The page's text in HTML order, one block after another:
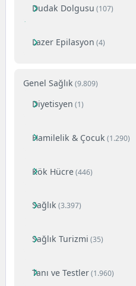
Dudak Dolgusu (107)
Lazer Epilasyon (4)
Genel Sağlık (9.809)
Diyetisyen (1)
Hamilelik & Çocuk (1.290)
Kök Hücre(446)
Sağlık (3.397)
Sağlık Turizmi (35)
Tanı ve Testler(1.960)